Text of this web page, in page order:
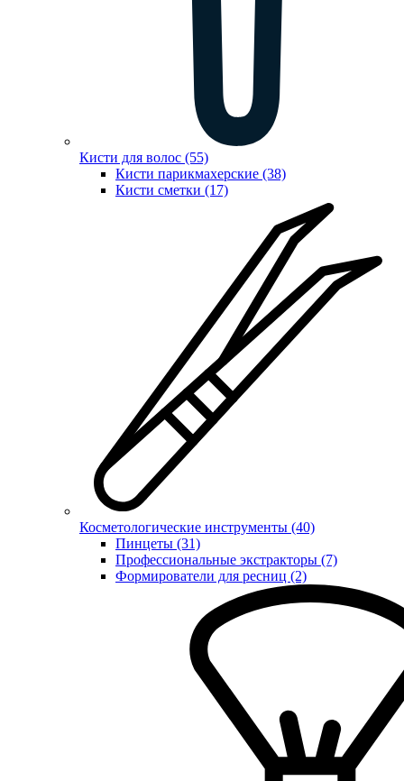
Кисти для волос (55)
Кисти парикмахерские (38)
Кисти сметки (17)
Косметологические инструменты (40)
Пинцеты (31)
Профессиональные экстракторы (7)
Формирователи для ресниц (2)